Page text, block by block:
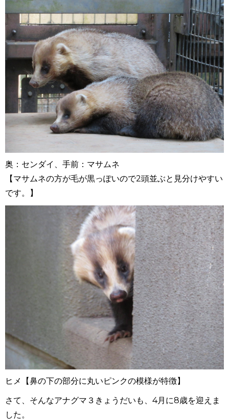
奥：センダイ、手前：マサムネ
【マサムネの方が毛が黒っぽいので2頭並ぶと見分けやすい
です。】
ヒメ【鼻の下の部分に丸いピンクの模様が特徴】
さて、そんなアナグマ３きょうだいも、4月に8歳を迎えま
した。